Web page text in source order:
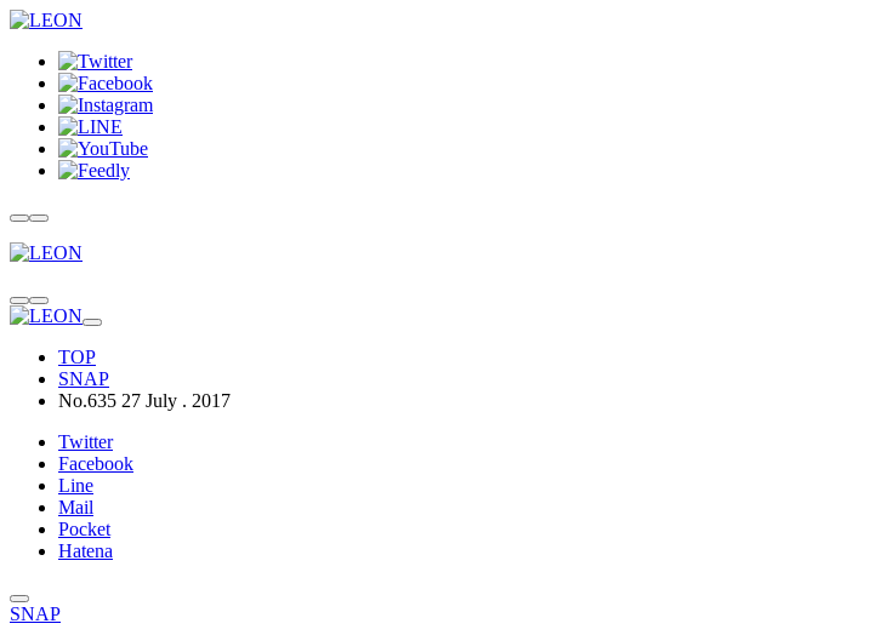
TOP
SNAP
No.635 27 July . 2017
Twitter
Facebook
Line
Mail
Pocket
Hatena
SNAP